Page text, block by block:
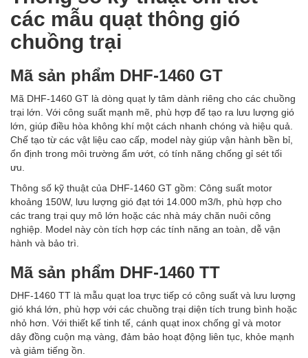
các mẫu quạt thông gió
chuồng trại
Mã sản phẩm DHF-1460 GT
Mã DHF-1460 GT là dòng quạt ly tâm dành riêng cho các chuồng
trại lớn. Với công suất mạnh mẽ, phù hợp để tạo ra lưu lượng gió
lớn, giúp điều hòa không khí một cách nhanh chóng và hiệu quả.
Chế tạo từ các vật liệu cao cấp, model này giúp vận hành bền bỉ,
ổn định trong môi trường ẩm ướt, có tính năng chống gỉ sét tối
ưu.
Thông số kỹ thuật của DHF-1460 GT gồm: Công suất motor
khoảng 150W, lưu lượng gió đạt tới 14.000 m3/h, phù hợp cho
các trang trại quy mô lớn hoặc các nhà máy chăn nuôi công
nghiệp. Model này còn tích hợp các tính năng an toàn, dễ vận
hành và bảo trì.
Mã sản phẩm DHF-1460 TT
DHF-1460 TT là mẫu quạt loa trực tiếp có công suất và lưu lượng
gió khá lớn, phù hợp với các chuồng trại diện tích trung bình hoặc
nhỏ hơn. Với thiết kế tinh tế, cánh quạt inox chống gỉ và motor
dây đồng cuộn mạ vàng, đảm bảo hoạt động liên tục, khỏe mạnh
và giảm tiếng ồn.